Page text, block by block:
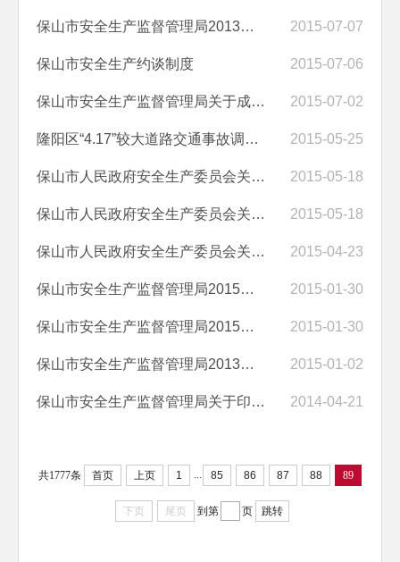
保山市安全生产监督管理局2013年重点领域信息公开工作情况报告 2015-07-07
保山市安全生产约谈制度 2015-07-06
保山市安全生产监督管理局关于成立政府信息公开领导小组的通知 2015-07-02
隆阳区“4.17”较大道路交通事故调查报告 2015-05-25
保山市人民政府安全生产委员会关于印发保山市开展建设工程落实施工方案... 2015-05-18
保山市人民政府安全生产委员会关于印发保山市开展建设工程落实施工方案... 2015-05-18
保山市人民政府安全生产委员会关于印发《保山市企业安全生产诚信体系建... 2015-04-23
保山市安全生产监督管理局2015年部门预算情况说明及经费预算总表 2015-01-30
保山市安全生产监督管理局2015年“三公”经费预算表及情况说明 2015-01-30
保山市安全生产监督管理局2013年度政府信息公开年度报告 2015-01-02
保山市安全生产监督管理局关于印发保山市安全生产“十二五”规划的通知 2014-04-21
共1777条 首页 上页 1 ... 85 86 87 88 89
下页 尾页 到第 页 跳转